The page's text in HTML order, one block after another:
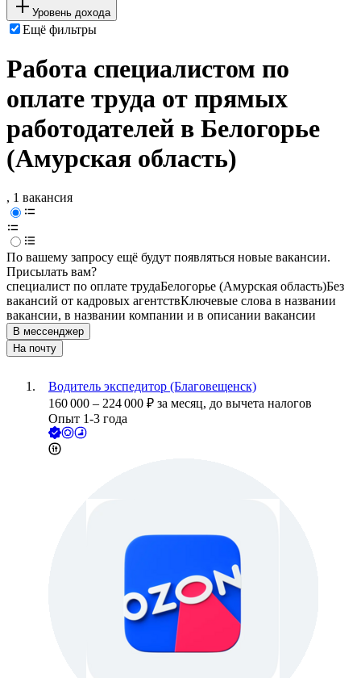
Уровень дохода
Ещё фильтры
Работа специалистом по
оплате труда от прямых
работодателей в Белогорье
(Амурская область)
, 1 вакансия
По вашему запросу ещё будут появляться новые вакансии.
Присылать вам?
специалист по оплате трудаБелогорье (Амурская область)Без
вакансий от кадровых агентствКлючевые слова в названии
вакансии, в названии компании и в описании вакансии
В мессенджер
На почту
Водитель экспедитор (Благовещенск)
160 000 – 224 000 ₽ за месяц, до вычета налогов
Опыт 1-3 года